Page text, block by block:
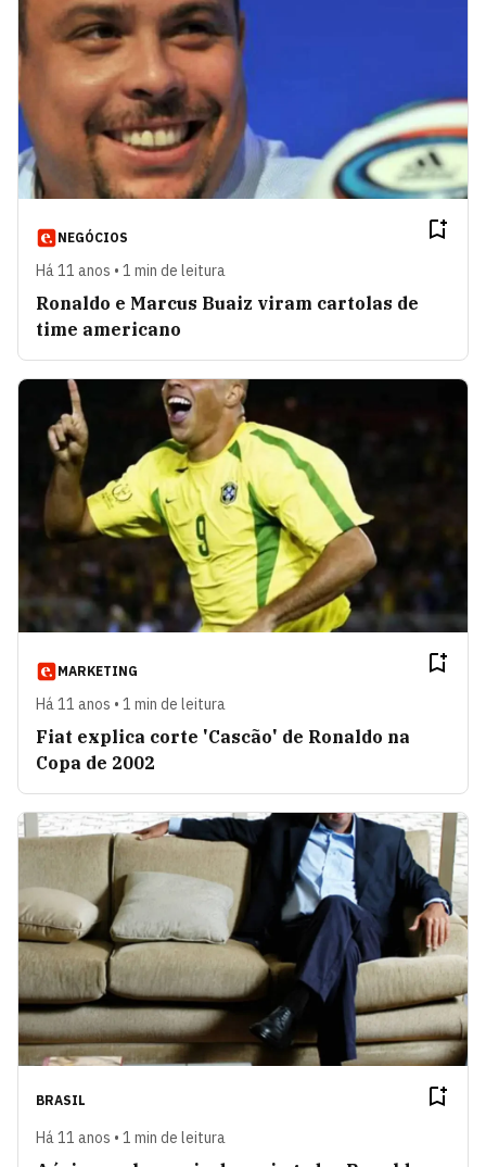
NEGÓCIOS
Há 11 anos • 1 min de leitura
Ronaldo e Marcus Buaiz viram cartolas de
time americano
MARKETING
Há 11 anos • 1 min de leitura
Fiat explica corte 'Cascão' de Ronaldo na
Copa de 2002
BRASIL
Há 11 anos • 1 min de leitura